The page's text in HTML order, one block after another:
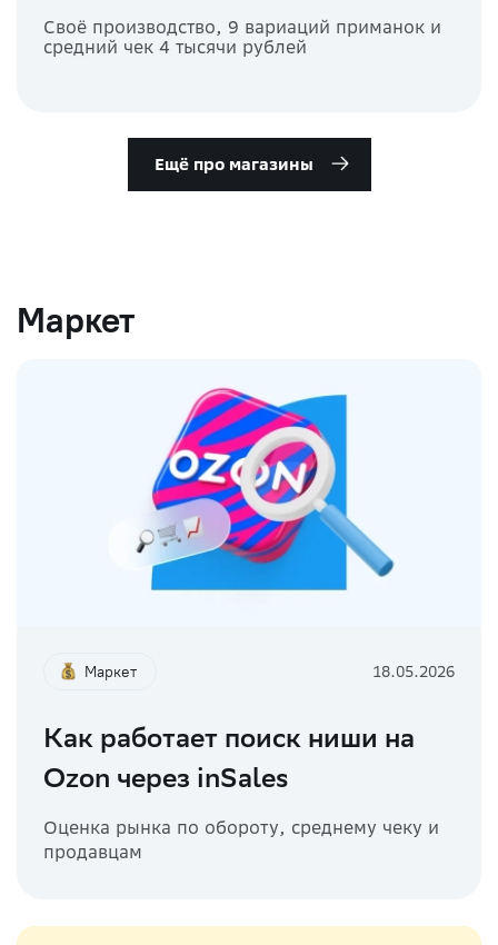
Своё производство, 9 вариаций приманок и
средний чек 4 тысячи рублей
Ещё про магазины
Маркет
Маркет 18.05.2026
Как работает поиск ниши на
Ozon через inSales
Оценка рынка по обороту, среднему чеку и
продавцам